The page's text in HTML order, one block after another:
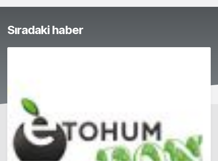
Sıradaki haber